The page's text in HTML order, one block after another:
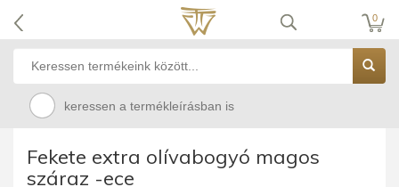
0
keressen a termékleírásban is
Fekete extra olívabogyó magos
száraz -ece